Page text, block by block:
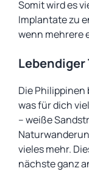
Somit wird es
Implantate zu
wenn mehrere
Lebendiger
Die Philippinen
was für dich
– weiße
vieles mehr.
nächste ganz